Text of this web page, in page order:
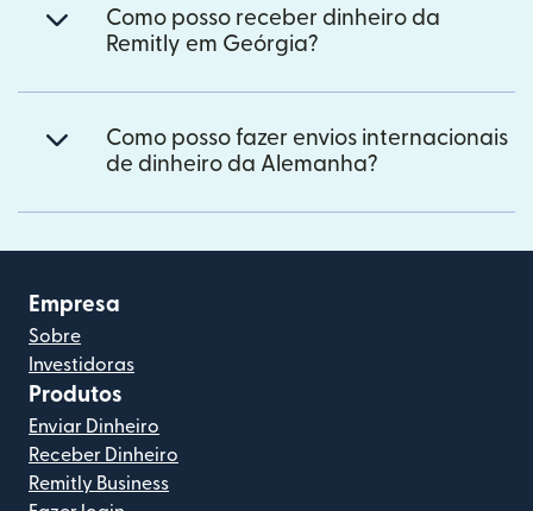
Como posso receber dinheiro da
Remitly em Geórgia?
Como posso fazer envios internacionais
de dinheiro da Alemanha?
Empresa
Sobre
Investidoras
Produtos
Enviar Dinheiro
Receber Dinheiro
Remitly Business